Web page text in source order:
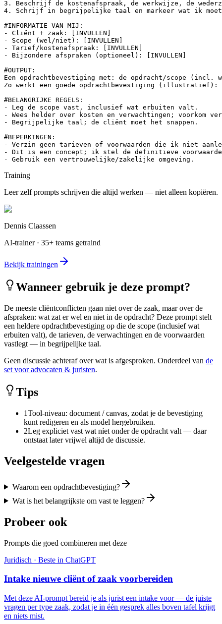
3. Beschrijf de kostenafspraak, de werkwijze, de
4. Schrijf in begrijpelijke taal en markeer wat ik
#INFORMATIE VAN MIJ:
- Cliënt + zaak: [INVULLEN]
- Scope (wel/niet): [INVULLEN]
- Tarief/kostenafspraak: [INVULLEN]
- Bijzondere afspraken (optioneel): [INVULLEN]
#OUTPUT:
Een opdrachtbevestiging met: de opdracht/scope
Zo werkt een goede opdrachtbevestiging
#BELANGRIJKE REGELS:
- Leg de scope vast, inclusief wat erbuiten valt.
- Wees helder over kosten en verwachtingen; voorkom
- Begrijpelijke taal; de cliënt moet het snappen.
#BEPERKINGEN:
- Verzin geen tarieven of voorwaarden die ik niet
- Dit is een concept; ik stel de definitieve
- Gebruik een vertrouwelijke/zakelijke omgeving.
Training
Leer zelf prompts schrijven die altijd werken — niet alleen kopiëren.
Dennis Claassen
AI-trainer · 35+ teams getraind
Bekijk trainingen
Wanneer gebruik je deze prompt?
De meeste cliëntconflicten gaan niet over de zaak, maar over de
afspraken: wat zat er wel en niet in de opdracht? Deze prompt stelt
een heldere opdrachtbevestiging op die de scope (inclusief wat
erbuiten valt), de tarieven, de verwachtingen en de voorwaarden
vastlegt — in begrijpelijke taal.
Geen discussie achteraf over wat is afgesproken. Onderdeel van de
set voor advocaten & juristen.
Tips
1Tool-niveau: document / canvas, zodat je de bevestiging
kunt redigeren en als model hergebruiken.
2Leg expliciet vast wat níet onder de opdracht valt — daar
ontstaat later vrijwel altijd de discussie.
Veelgestelde vragen
Waarom een opdrachtbevestiging?
Wat is het belangrijkste om vast te leggen?
Probeer ook
Prompts die goed combineren met deze
Juridisch · Beste in ChatGPT
Intake nieuwe cliënt of zaak voorbereiden
Met deze AI-prompt bereid je als jurist een intake voor — de juiste
vragen per type zaak, zodat je in één gesprek alles boven tafel krijgt
en niets mist.